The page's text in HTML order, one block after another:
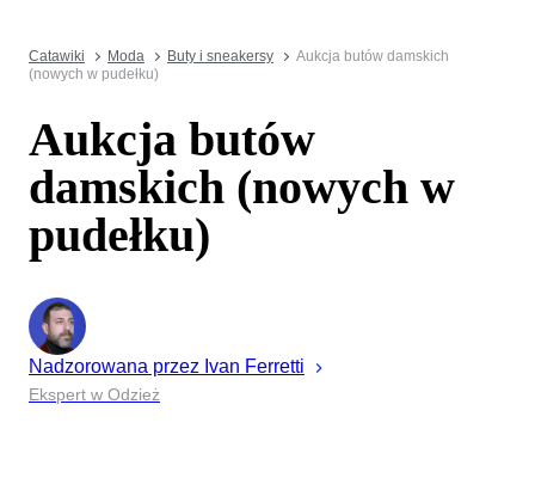
Catawiki Moda Buty i sneakersy
Aukcja butów damskich
(nowych w pudełku)
Aukcja butów
damskich (nowych w
pudełku)
Nadzorowana przez Ivan Ferretti
Ekspert w Odzież